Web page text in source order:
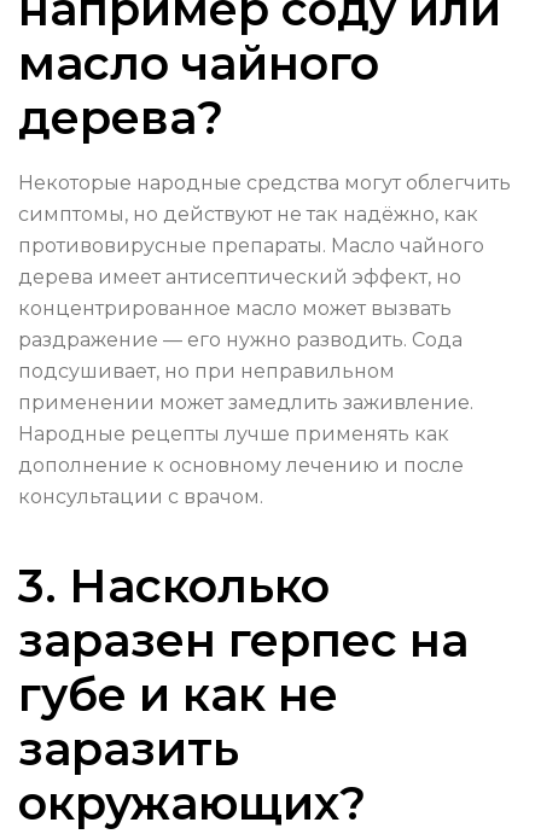
масло чайного
дерева?
Некоторые народные средства могут облегчить
симптомы, но действуют не так надёжно, как
противовирусные препараты. Масло чайного
дерева имеет антисептический эффект, но
концентрированное масло может вызвать
раздражение — его нужно разводить. Сода
подсушивает, но при неправильном
применении может замедлить заживление.
Народные рецепты лучше применять как
дополнение к основному лечению и после
консультации с врачом.
3. Насколько
заразен герпес на
губе и как не
заразить
окружающих?